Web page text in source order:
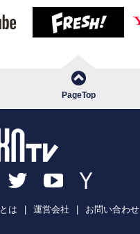
PageTop
は 運営会社 お問い合わせ